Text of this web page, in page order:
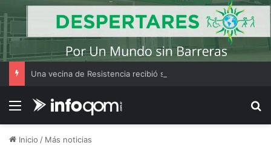
Menú
Inicio / Más noticias